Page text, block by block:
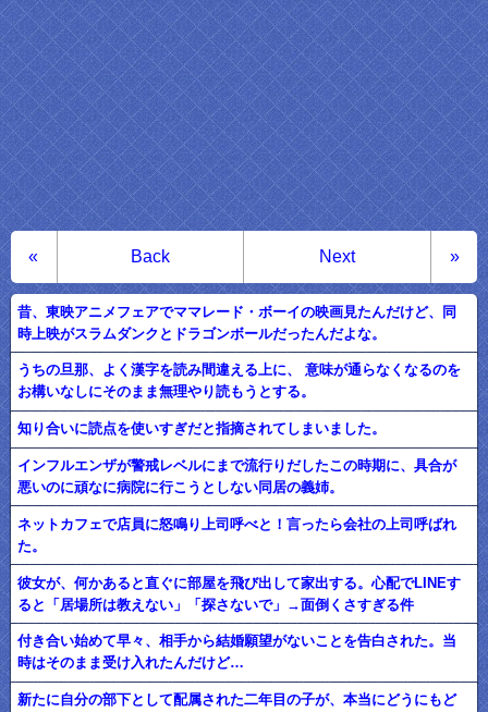
« Back »
Next
昔、東映アニメフェアでママレード・ボーイの映画見たんだけど、同
時上映がスラムダンクとドラゴンボールだったんだよな。
うちの旦那、よく漢字を読み間違える上に、 意味が通らなくなるのを
お構いなしにそのまま無理やり読もうとする。
知り合いに読点を使いすぎだと指摘されてしまいました。
インフルエンザが警戒レベルにまで流行りだしたこの時期に、具合が
悪いのに頑なに病院に行こうとしない同居の義姉。
ネットカフェで店員に怒鳴り上司呼べと！言ったら会社の上司呼ばれ
た。
彼女が、何かあると直ぐに部屋を飛び出して家出する。心配でLINEす
ると「居場所は教えない」「探さないで」→面倒くさすぎる件
付き合い始めて早々、相手から結婚願望がないことを告白された。当
時はそのまま受け入れたんだけど…
新たに自分の部下として配属された二年目の子が、本当にどうにもど